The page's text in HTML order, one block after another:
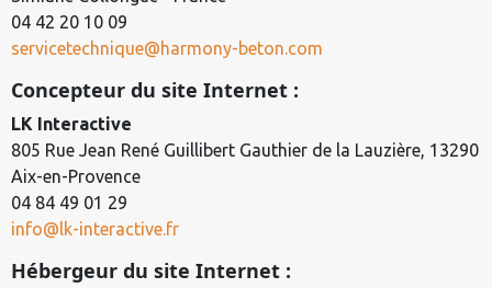
04 42 20 10 09
servicetechnique@harmony-beton.com
Concepteur du site Internet :
LK Interactive
805 Rue Jean René Guillibert Gauthier de la Lauzière, 13290
Aix-en-Provence
04 84 49 01 29
info@lk-interactive.fr
Hébergeur du site Internet :